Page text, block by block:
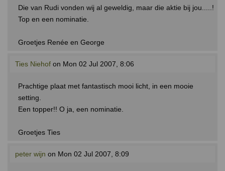
Die van Rudi vonden wij al geweldig, maar die aktie bij jou.....!
Top en een nominatie.
Groetjes Renée en George
Ties Niehof on Mon 02 Jul 2007, 8:06
Prachtige plaat met fantastisch mooi licht, in een mooie
setting.
Een topper!! O ja, een nominatie.
Groetjes Ties
peter wijn on Mon 02 Jul 2007, 8:09